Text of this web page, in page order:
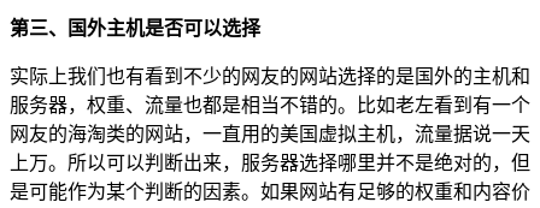
第三、国外主机是否可以选择
实际上我们也有看到不少的网友的网站选择的是国外的主机和
服务器，权重、流量也都是相当不错的。比如老左看到有一个
网友的海淘类的网站，一直用的美国虚拟主机，流量据说一天
上万。所以可以判断出来，服务器选择哪里并不是绝对的，但
是可能作为某个判断的因素。如果网站有足够的权重和内容价